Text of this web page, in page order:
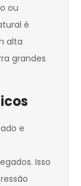
ou
é
alta
grandes
e
Isso